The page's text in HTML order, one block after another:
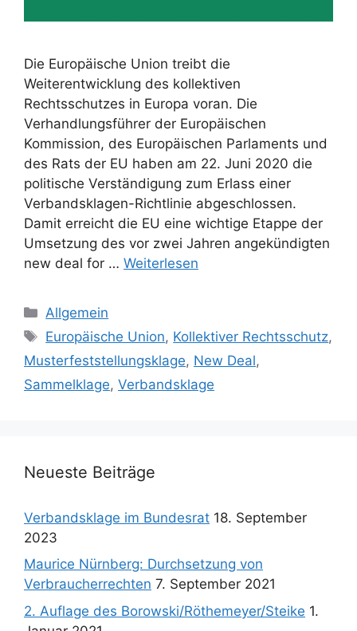
Die Europäische Union treibt die
Weiterentwicklung des kollektiven
Rechtsschutzes in Europa voran. Die
Verhandlungsführer der Europäischen
Kommission, des Europäischen Parlaments und
des Rats der EU haben am 22. Juni 2020 die
politische Verständigung zum Erlass einer
Verbandsklagen-Richtlinie abgeschlossen.
Damit erreicht die EU eine wichtige Etappe der
Umsetzung des vor zwei Jahren angekündigten
new deal for … Weiterlesen
Kategorien
Allgemein
Schlagwörter
Europäische Union, Kollektiver Rechtsschutz,
Musterfeststellungsklage, New Deal,
Sammelklage, Verbandsklage
Neueste Beiträge
Verbandsklage im Bundesrat 18. September
2023
Maurice Nürnberg: Durchsetzung von
Verbraucherrechten 7. September 2021
2. Auflage des Borowski/Röthemeyer/Steike 1.